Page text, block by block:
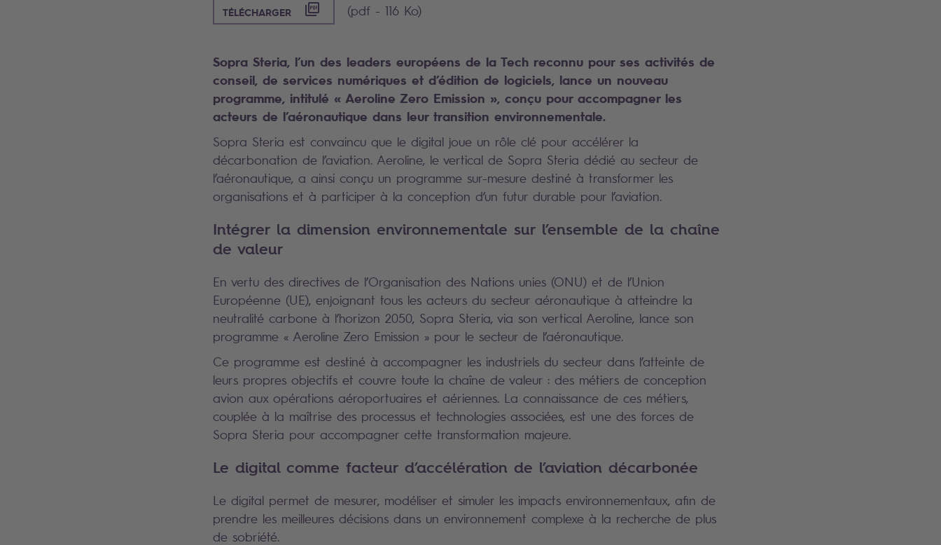
TÉLÉCHARGER ([PDF] - 116 KO)
(pdf - 116 Ko)
Sopra Steria, l’un des leaders européens de la Tech reconnu pour ses activités de
conseil, de services numériques et d’édition de logiciels, lance un nouveau
programme, intitulé « Aeroline Zero Emission », conçu pour accompagner les
acteurs de l’aéronautique dans leur transition environnementale.
Sopra Steria est convaincu que le digital joue un rôle clé pour accélérer la
décarbonation de l’aviation. Aeroline, le vertical de Sopra Steria dédié au secteur de
l’aéronautique, a ainsi conçu un programme sur-mesure destiné à transformer les
organisations et à participer à la conception d’un futur durable pour l’aviation.
Intégrer la dimension environnementale sur l’ensemble de la chaîne
de valeur
En vertu des directives de l’Organisation des Nations unies (ONU) et de l’Union
Européenne (UE), enjoignant tous les acteurs du secteur aéronautique à atteindre la
neutralité carbone à l’horizon 2050, Sopra Steria, via son vertical Aeroline, lance son
programme « Aeroline Zero Emission » pour le secteur de l’aéronautique.
Ce programme est destiné à accompagner les industriels du secteur dans l’atteinte de
leurs propres objectifs et couvre toute la chaîne de valeur : des métiers de conception
avion aux opérations aéroportuaires et aériennes. La connaissance de ces métiers,
couplée à la maîtrise des processus et technologies associées, est une des forces de
Sopra Steria pour accompagner cette transformation majeure.
Le digital comme facteur d’accélération de l’aviation décarbonée
Le digital permet de mesurer, modéliser et simuler les impacts environnementaux, afin de
prendre les meilleures décisions dans un environnement complexe à la recherche de plus
de sobriété.